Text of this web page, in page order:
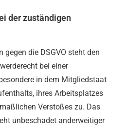
der zuständigen
gegen die DSGVO steht den
bei einer
in dem Mitgliedstaat
ihres Arbeitsplatzes
Verstoßes zu. Das
unbeschadet anderweitiger